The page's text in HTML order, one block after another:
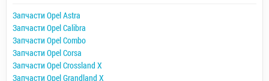
Запчасти Opel Astra
Запчасти Opel Calibra
Запчасти Opel Combo
Запчасти Opel Corsa
Запчасти Opel Crossland X
Запчасти Opel Grandland X